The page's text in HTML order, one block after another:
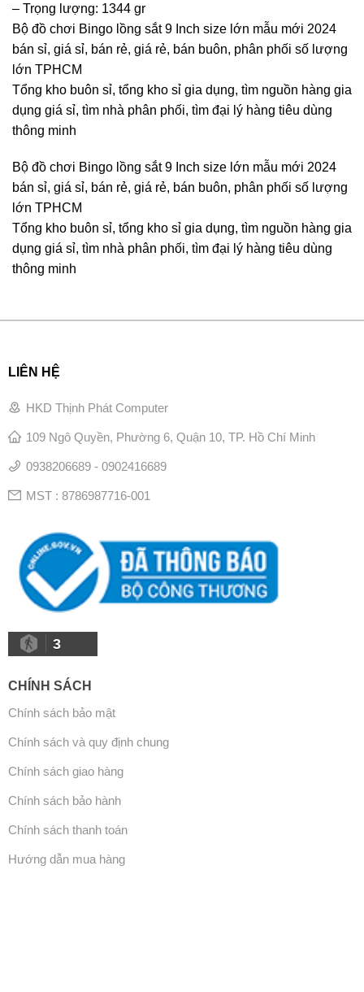
– Trọng lượng: 1344 gr
Bộ đồ chơi Bingo lồng sắt 9 Inch size lớn mẫu mới 2024
bán sỉ, giá sỉ, bán rẻ, giá rẻ, bán buôn, phân phối số lượng
lớn TPHCM
Tổng kho buôn sỉ, tổng kho sỉ gia dụng, tìm nguồn hàng gia
dụng giá sỉ, tìm nhà phân phối, tìm đại lý hàng tiêu dùng
thông minh
Bộ đồ chơi Bingo lồng sắt 9 Inch size lớn mẫu mới 2024
bán sỉ, giá sỉ, bán rẻ, giá rẻ, bán buôn, phân phối số lượng
lớn TPHCM
Tổng kho buôn sỉ, tổng kho sỉ gia dụng, tìm nguồn hàng gia
dụng giá sỉ, tìm nhà phân phối, tìm đại lý hàng tiêu dùng
thông minh
LIÊN HỆ
HKD Thịnh Phát Computer
109 Ngô Quyền, Phường 6, Quận 10, TP. Hồ Chí Minh
0938206689 - 0902416689
MST : 8786987716-001
3
CHÍNH SÁCH
Chính sách bảo mật
Chính sách và quy định chung
Chính sách giao hàng
Chính sách bảo hành
Chính sách thanh toán
Hướng dẫn mua hàng